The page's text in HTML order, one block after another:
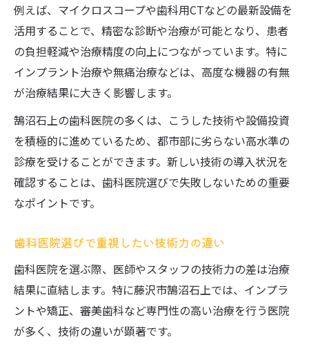
点
痛みの少ない歯科治療への取り組み方
無痛治療を叶える歯科の最新技術とは何か
藤沢で進化する痛み軽減の歯科治療法を解
説
歯科医院が取り組む麻酔技術の工夫と成果
患者目線で選ぶ痛みに配慮した歯科医院
恐怖心を和らげる歯科治療環境の工夫
安心できる藤沢の歯科医院を見極める
藤沢の歯科医院口コミを活用した安心探し
歯科医院の評判や実績をチェックする方法
実際に相談しやすい歯科医院の見極め方
歯科医院の説明力がもたらす安心感とは
高度歯科技術を叶える設備とは何か
例えば、マイクロスコープや歯科用CTなどの最新設備を
活用することで、精密な診断や治療が可能となり、患者
の負担軽減や治療精度の向上につながっています。特に
インプラント治療や無痛治療などは、高度な機器の有無
が治療結果に大きく影響します。
鵠沼石上の歯科医院の多くは、こうした技術や設備投資
を積極的に進めているため、都市部に劣らない高水準の
診療を受けることができます。新しい技術の導入状況を
確認することは、歯科医院選びで失敗しないための重要
なポイントです。
歯科医院選びで重視したい技術力の違い
歯科医院を選ぶ際、医師やスタッフの技術力の差は治療
結果に直結します。特に藤沢市鵠沼石上では、インプラ
ントや矯正、審美歯科など専門性の高い治療を行う医院
が多く、技術の違いが顕著です。